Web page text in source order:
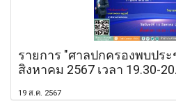
รายการ "ศาลปกครองพบปร
สิงหาคม 2567 เวลา 19.30-
19 ส.ค. 2567